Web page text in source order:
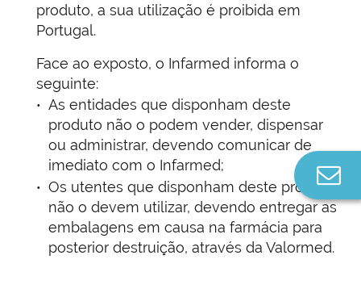
produto, a sua utilização é proibida em
Portugal.
Face ao exposto, o Infarmed informa o
seguinte:
As entidades que disponham deste
produto não o podem vender, dispensar
ou administrar, devendo comunicar de
imediato com o Infarmed;
Os utentes que disponham deste produto
não o devem utilizar, devendo entregar as
embalagens em causa na farmácia para
posterior destruição, através da Valormed.